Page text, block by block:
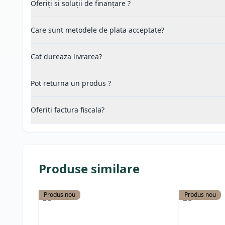
Oferiți si soluții de finanțare ?
Care sunt metodele de plata acceptate?
Cat dureaza livrarea?
Pot returna un produs ?
Oferiti factura fiscala?
Produse similare
Produs nou Produs nou